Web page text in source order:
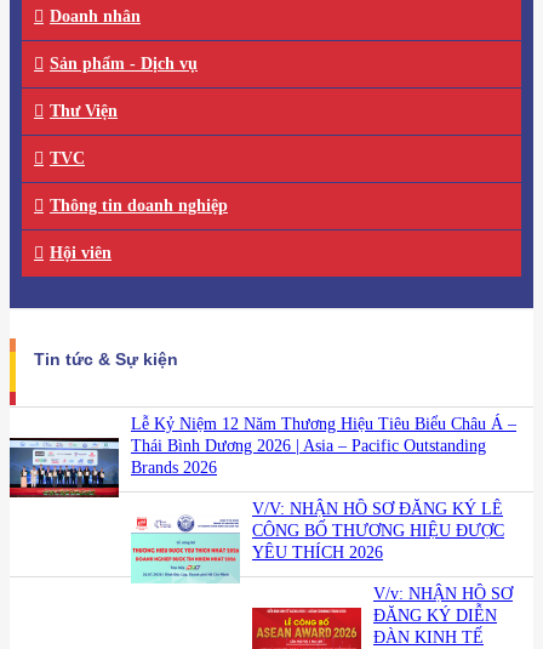
Doanh nhân
Sản phẩm - Dịch vụ
Thư Viện
TVC
Thông tin doanh nghiệp
Hội viên
Tin tức & Sự kiện
Lễ Kỷ Niệm 12 Năm Thương Hiệu Tiêu Biểu Châu Á –
Thái Bình Dương 2026 | Asia – Pacific Outstanding
Brands 2026
V/V: NHẬN HỒ SƠ ĐĂNG KÝ LỄ
CÔNG BỐ THƯƠNG HIỆU ĐƯỢC
YÊU THÍCH 2026
V/v: NHẬN HỒ SƠ
ĐĂNG KÝ DIỄN
ĐÀN KINH TẾ